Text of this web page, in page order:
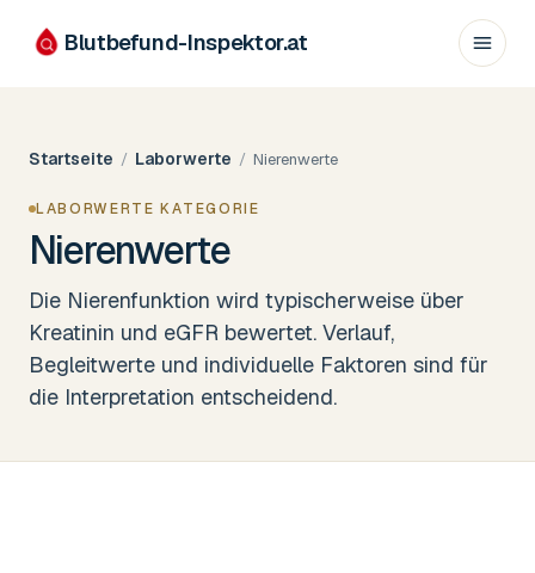
Blutbefund-Inspektor.at
Startseite / Laborwerte / Nierenwerte
LABORWERTE KATEGORIE
Nierenwerte
Die Nierenfunktion wird typischerweise über
Kreatinin und eGFR bewertet. Verlauf,
Begleitwerte und individuelle Faktoren sind für
die Interpretation entscheidend.